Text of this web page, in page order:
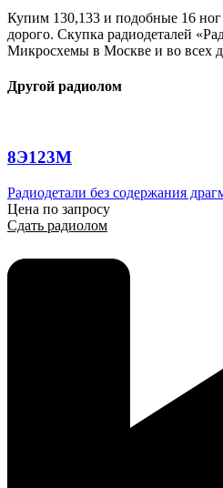
Купим 130,133 и подобные 16
дорого. Скупка радиодеталей
Микросхемы в Москве и во всех
Другой радиолом
8Э123М
Радиодетали без содержания
Цена по запросу
Сдать радиолом